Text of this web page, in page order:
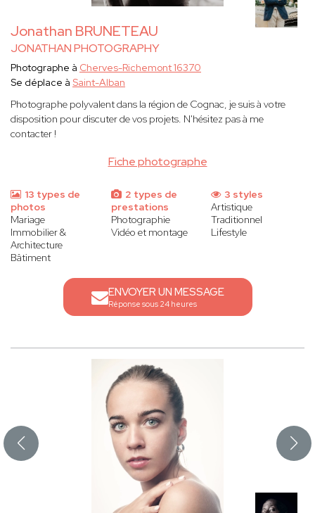
Jonathan BRUNETEAU
JONATHAN PHOTOGRAPHY
Fiche photographe
Photographe à Cherves-Richemont 16370
Se déplace à Saint-Alban
Photographe polyvalent dans la région de Cognac, je suis à votre
disposition pour discuter de vos projets. N'hésitez pas à me
contacter !
13 types de
photos
Mariage
Immobilier &
Architecture
Bâtiment
2 types de
prestations
Photographie
Vidéo et montage
3 styles
Artistique
Traditionnel
Lifestyle
ENVOYER UN MESSAGE
Réponse sous 24 heures